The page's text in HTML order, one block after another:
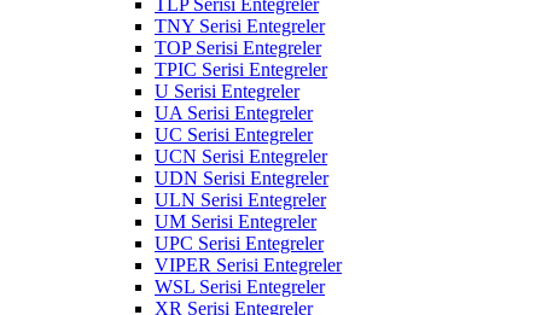
TLP Serisi Entegreler
TNY Serisi Entegreler
TOP Serisi Entegreler
TPIC Serisi Entegreler
U Serisi Entegreler
UA Serisi Entegreler
UC Serisi Entegreler
UCN Serisi Entegreler
UDN Serisi Entegreler
ULN Serisi Entegreler
UM Serisi Entegreler
UPC Serisi Entegreler
VIPER Serisi Entegreler
WSL Serisi Entegreler
XR Serisi Entegreler